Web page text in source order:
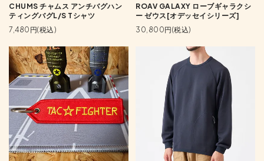
CHUMS チャムス アンチバグハン
ティングバグL/S Tシャツ
7,480円(税込)
ROAV GALAXY ローブギャラクシ
ー ゼウス[オデッセイシリーズ]
30,800円(税込)